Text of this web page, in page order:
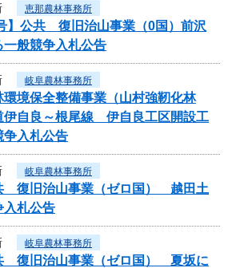
恵那農林事務所
】公共 復旧治山事業（0国）前沢
般競争入札公告
岐阜農林事務所
環境保全整備事業（山村強靭化林
伊自良～根尾線 伊自良工区開設工
争入札公告
岐阜農林事務所
復旧治山事業（ゼロ国） 越田土
入札公告
岐阜農林事務所
復旧治山事業（ゼロ国） 夏坂に